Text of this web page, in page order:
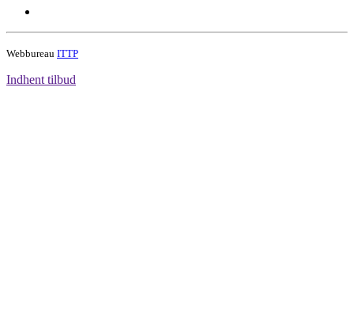
Webbureau ITTP
Indhent tilbud